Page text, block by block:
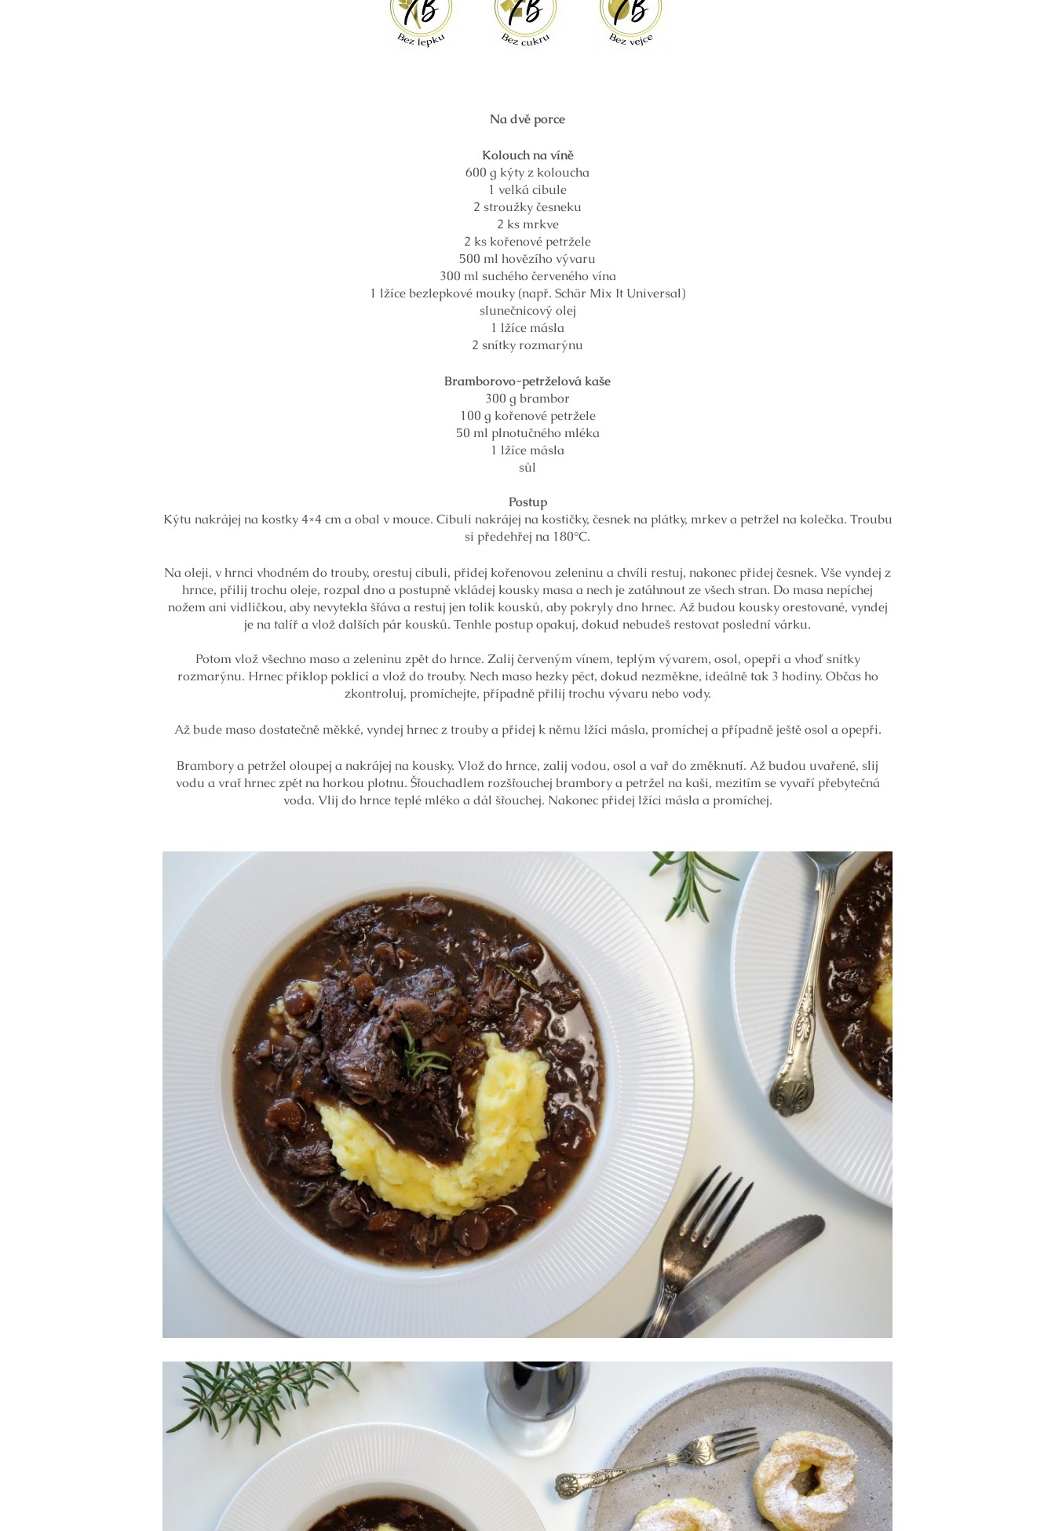
Na dvě porce
Kolouch na víně
600 g kýty z koloucha
1 velká cibule
2 stroužky česneku
2 ks mrkve
2 ks kořenové petržele
500 ml hovězího vývaru
300 ml suchého červeného vína
1 lžíce bezlepkové mouky (např. Schär Mix It Universal)
slunečnicový olej
1 lžíce másla
2 snítky rozmarýnu
Bramborovo-petrželová kaše
300 g brambor
100 g kořenové petržele
50 ml plnotučného mléka
1 lžíce másla
sůl
Postup
Kýtu nakrájej na kostky 4×4 cm a obal v mouce. Cibuli nakrájej na kostičky, česnek na plátky, mrkev a petržel na kolečka. Troubu
si předehřej na 180°C.
Na oleji, v hrnci vhodném do trouby, orestuj cibuli, přidej kořenovou zeleninu a chvíli restuj, nakonec přidej česnek. Vše vyndej z
hrnce, přilij trochu oleje, rozpal dno a postupně vkládej kousky masa a nech je zatáhnout ze všech stran. Do masa nepíchej
nožem ani vidličkou, aby nevytekla šťáva a restuj jen tolik kousků, aby pokryly dno hrnec. Až budou kousky orestované, vyndej
je na talíř a vlož dalších pár kousků. Tenhle postup opakuj, dokud nebudeš restovat poslední várku.
Potom vlož všechno maso a zeleninu zpět do hrnce. Zalij červeným vínem, teplým vývarem, osol, opepři a vhoď snítky
rozmarýnu. Hrnec přiklop poklicí a vlož do trouby. Nech maso hezky péct, dokud nezměkne, ideálně tak 3 hodiny. Občas ho
zkontroluj, promíchejte, případně přilij trochu vývaru nebo vody.
Až bude maso dostatečně měkké, vyndej hrnec z trouby a přidej k němu lžíci másla, promíchej a případně ještě osol a opepři.
Brambory a petržel oloupej a nakrájej na kousky. Vlož do hrnce, zalij vodou, osol a vař do změknutí. Až budou uvařené, slij
vodu a vrať hrnec zpět na horkou plotnu. Šťouchadlem rozšťouchej brambory a petržel na kaši, mezitím se vyvaří přebytečná
voda. Vlij do hrnce teplé mléko a dál šťouchej. Nakonec přidej lžíci másla a promíchej.